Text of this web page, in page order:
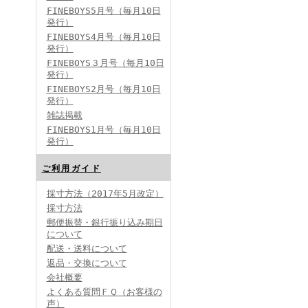
FINEBOYS5月号（毎月10日
発行）
FINEBOYS4月号（毎月10日
発行）
FINEBOYS３月号（毎月10日
発行）
FINEBOYS2月号（毎月10日
発行）
雑誌掲載
FINEBOYS1月号（毎月10日
発行）
ご利用ガイド
採寸方法（2017年5月改定）
採寸方法
郵便振替・銀行振り込み期日
について
配送・送料について
返品・交換について
会社概要
よくある質問ＦＱ（お客様の
声）